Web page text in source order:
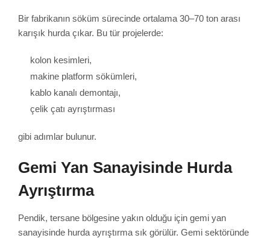
Bir fabrikanın söküm sürecinde ortalama 30–70 ton arası
karışık hurda çıkar. Bu tür projelerde:
kolon kesimleri,
makine platform sökümleri,
kablo kanalı demontajı,
çelik çatı ayrıştırması
gibi adımlar bulunur.
Gemi Yan Sanayisinde Hurda
Ayrıştırma
Pendik, tersane bölgesine yakın olduğu için gemi yan
sanayisinde hurda ayrıştırma sık görülür. Gemi sektöründe